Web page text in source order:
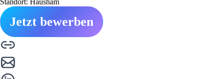
Standort: Hausham
Jetzt bewerben